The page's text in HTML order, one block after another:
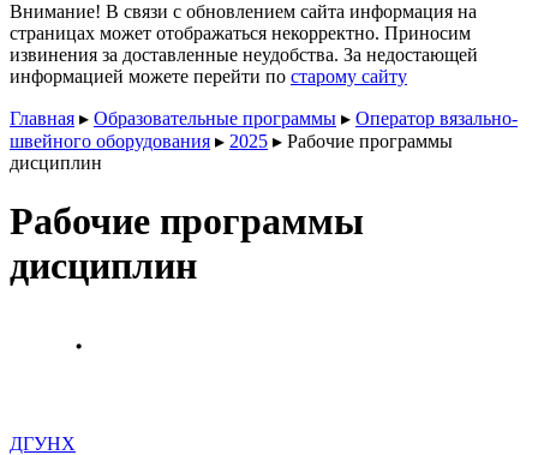
Внимание! В связи с обновлением сайта информация на
страницах может отображаться некорректно. Приносим
извинения за доставленные неудобства. За недостающей
информацией можете перейти по старому сайту
Главная ▸ Образовательные программы ▸ Оператор вязально-
швейного оборудования ▸ 2025 ▸ Рабочие программы
дисциплин
Рабочие программы
дисциплин
ДГУНХ